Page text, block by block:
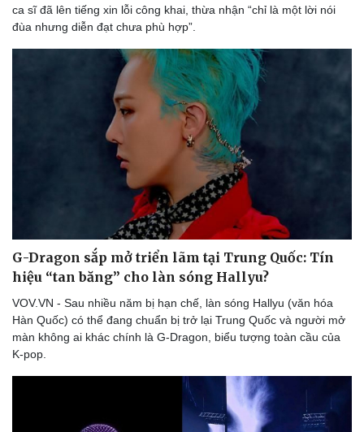
Doanh nghiệp
Thông tin doanh nghiệp
Doanh nghiệp 24h
Doanh nhân
Vì cộng đồng
Công nghệ
Sành điệu
Tin Công nghệ
Trải nghiệm
Chuyển đổi số
ca sĩ đã lên tiếng xin lỗi công khai, thừa nhận “chỉ là một lời nói
đùa nhưng diễn đạt chưa phù hợp”.
G-Dragon sắp mở triển lãm tại Trung Quốc: Tín
hiệu “tan băng” cho làn sóng Hallyu?
VOV.VN - Sau nhiều năm bị hạn chế, làn sóng Hallyu (văn hóa
Hàn Quốc) có thể đang chuẩn bị trở lại Trung Quốc và người mở
màn không ai khác chính là G-Dragon, biểu tượng toàn cầu của
K-pop.